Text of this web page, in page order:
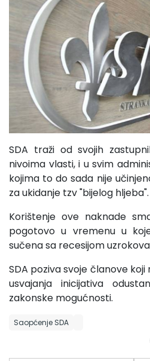
SDA traži od svojih
nivoima vlasti, i u svim
kojima to do sada nije
za ukidanje tzv "bijelog hljeba".
Korištenje ove naknade
pogotovo u vremenu u
sučena sa recesijom
SDA poziva svoje članove
usvajanja inicijativa
zakonske mogućnosti.
Saopćenje SDA